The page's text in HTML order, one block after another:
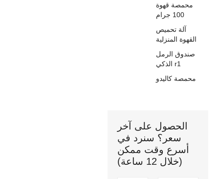
محمصة قهوة
100 جرام
آلة تحميص
القهوة المنزلية
صندوق الرمل
الذكي r1
محمصة كاليدو
الحصول على آخر
سعر؟ سنرد في
أسرع وقت ممكن
(خلال 12 ساعة)